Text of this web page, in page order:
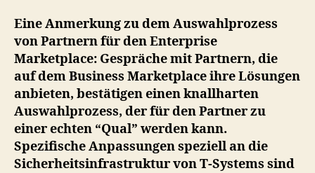
Eine Anmerkung zu dem Auswahlprozess
von Partnern für den Enterprise
Marketplace: Gespräche mit Partnern, die
auf dem Business Marketplace ihre Lösungen
anbieten, bestätigen einen knallharten
Auswahlprozess, der für den Partner zu
einer echten “Qual” werden kann.
Spezifische Anpassungen speziell an die
Sicherheitsinfrastruktur von T-Systems sind